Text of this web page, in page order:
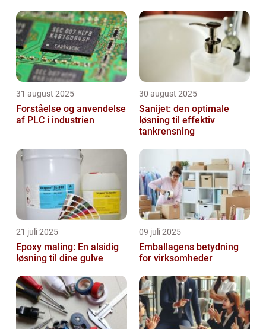
31 august 2025
Forståelse og anvendelse
af PLC i industrien
30 august 2025
Sanijet: den optimale
løsning til effektiv
tankrensning
21 juli 2025
Epoxy maling: En alsidig
løsning til dine gulve
09 juli 2025
Emballagens betydning
for virksomheder